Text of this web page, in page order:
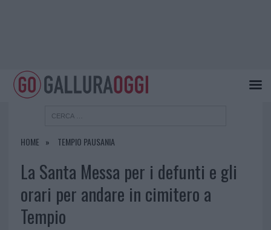
HOME TEMPIO PAUSANIA
La Santa Messa per i defunti e gli
orari per andare in cimitero a
Tempio